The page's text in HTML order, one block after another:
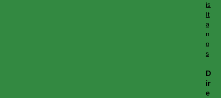
is
ít
a
n
o
s
D
ir
e